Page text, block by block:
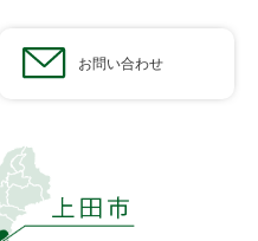
お問い合わせ